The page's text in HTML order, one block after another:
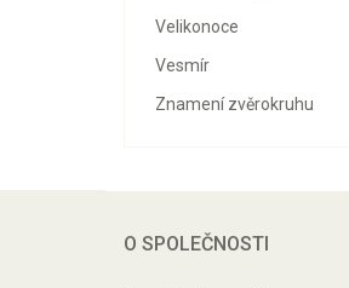
Velikonoce
Vesmír
Znamení zvěrokruhu
O SPOLEČNOSTI